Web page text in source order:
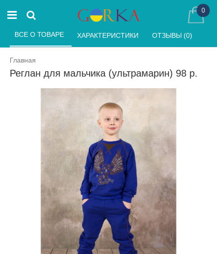
0
Главная
Реглан для мальчика (ультрамарин) 98 р.
ВСЕ О ТОВАРЕ ХАРАКТЕРИСТИКИ ОТЗЫВЫ (0)